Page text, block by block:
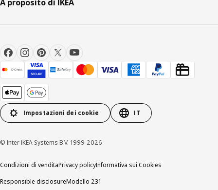
A proposito di IKEA
Impostazioni dei cookie IT
© Inter IKEA Systems B.V. 1999-2026
Condizioni di venditaPrivacy policyInformativa sui Cookies
Responsible disclosureModello 231